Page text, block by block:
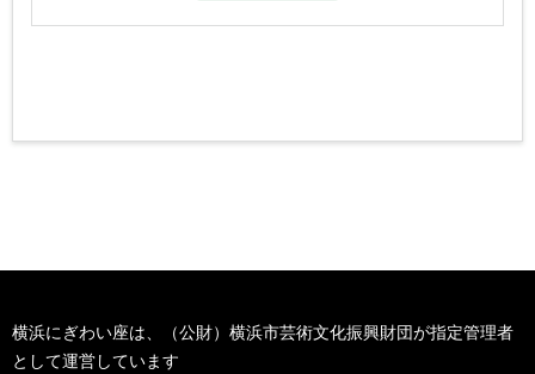
横浜にぎわい座は、（公財）横浜市芸術文化振興財団が指定管理者
として運営しています